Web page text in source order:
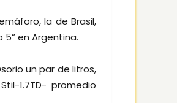
la de Brasil,
en Argentina.
un par de litros,
1.7TD- promedio